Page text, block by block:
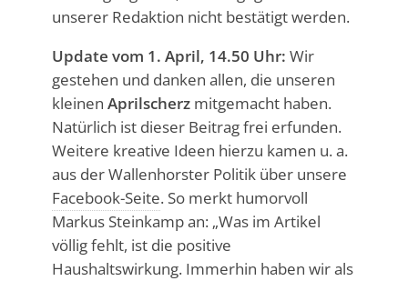
unserer Redaktion nicht bestätigt werden.
Update vom 1. April, 14.50 Uhr: Wir
gestehen und danken allen, die unseren
kleinen Aprilscherzmitgemacht haben.
Natürlich ist dieser Beitrag frei erfunden.
Weitere kreative Ideen hierzu kamen u. a.
aus der Wallenhorster Politik über unsere
Facebook-Seite. So merkt humorvoll
Markus Steinkamp an: „Was im Artikel
völlig fehlt, ist die positive
Haushaltswirkung. Immerhin haben wir als